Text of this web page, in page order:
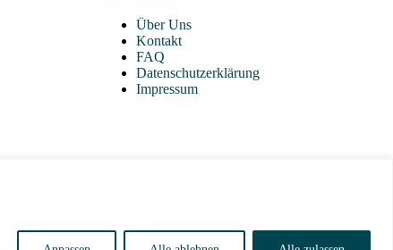
Über Uns
Kontakt
FAQ
Datenschutzerklärung
Impressum